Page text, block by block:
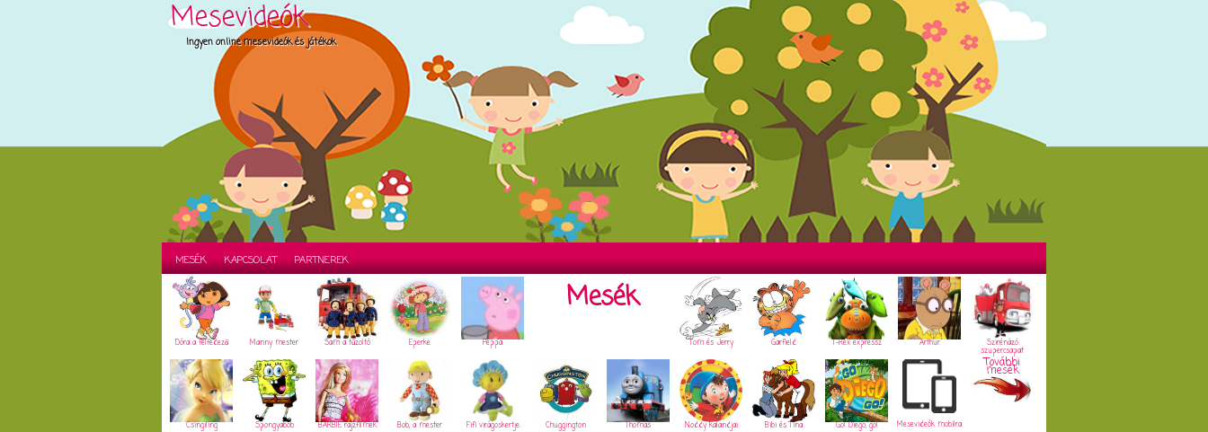
Mesevideók
Ingyen online mesevideók és játékok
MESÉK KAPCSOLAT PARTNEREK
Dóra a felfedező Manny mester Sam a tűzoltó Eperke Peppa
Mesék
Tom és Jerry Garfield T-Rex expressz Arthur Szirénázó
szupercsapat
Csingiling Spongyabob BARBIE rajzfilmek Bob, a mester Fifi virágoskertje Chuggington Thomas Noddy kalandjai Bibi és Tina Go! Diego, go! Mesevideók mobilra
További
mesék